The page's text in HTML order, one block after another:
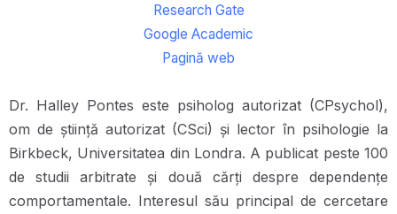
Research Gate
Google Academic
Pagină web
Dr. Halley Pontes este psiholog autorizat (CPsychol),
om de știință autorizat (CSci) și lector în psihologie la
Birkbeck, Universitatea din Londra. A publicat peste 100
de studii arbitrate și două cărți despre dependențe
comportamentale. Interesul său principal de cercetare